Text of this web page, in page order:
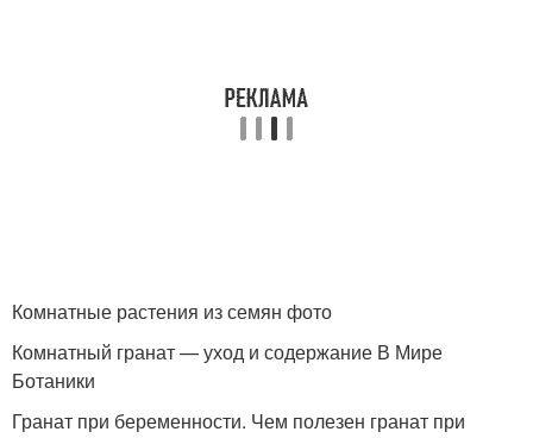
Комнатные растения из семян фото
Комнатный гранат — уход и содержание В Мире
Ботаники
Гранат при беременности. Чем полезен гранат при